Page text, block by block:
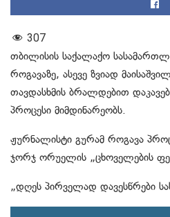
307
თბილისის საქალაქო
როგავაზე, ასევე ზვიად
თავდასხმის ბრალდებით
პროცესი მიმდინარეობს.
ჟურნალისტი გურამ როგავა
ჯორჯ ორუელის „ცხოველების
„დღეს პირველად დავესწრები